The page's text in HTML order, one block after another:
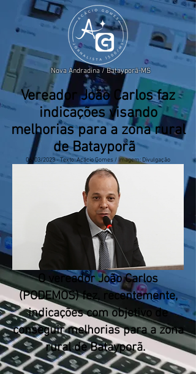
Nova Andradina / Batayporã-MS
Vereador João Carlos faz
indicações visando
melhorias para a zona rural
de Batayporã
06/03/2023 - Texto: Acácio Gomes / Imagem: Divulgação
O vereador João Carlos
(PODEMOS) fez, recentemente,
indicações com objetivo de
conseguir melhorias para a zona
rural de Batayporã.